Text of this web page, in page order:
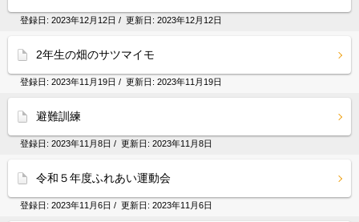
登録日: 2023年12月12日 / 更新日: 2023年12月12日
2年生の畑のサツマイモ
登録日: 2023年11月19日 / 更新日: 2023年11月19日
避難訓練
登録日: 2023年11月8日 / 更新日: 2023年11月8日
令和５年度ふれあい運動会
登録日: 2023年11月6日 / 更新日: 2023年11月6日